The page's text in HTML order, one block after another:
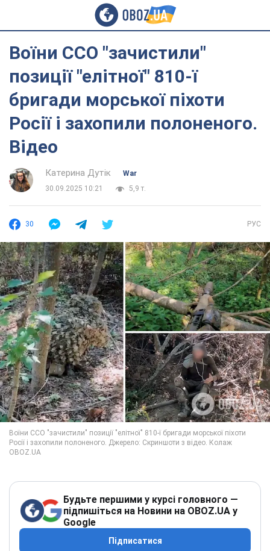
Воїни ССО "зачистили"
позиції "елітної" 810-ї
бригади морської піхоти
Росії і захопили полоненого.
Відео
Катерина Дутік
War
30.09.2025 10:21
5,9 т.
30 РУС
Будьте першими у курсі головного —
підпишіться на Новини на OBOZ.UA у
Google
Підписатися